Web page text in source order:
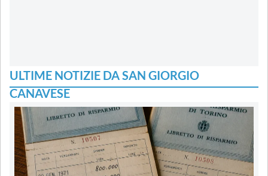
ULTIME NOTIZIE DA SAN GIORGIO
CANAVESE